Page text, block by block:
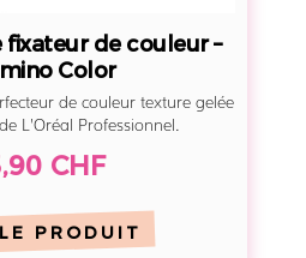
x
a
t
e
u
r
d
fixateur de couleur –
Color
de couleur texture gelée
L'Oréal Professionnel.
CHF
PRODUIT